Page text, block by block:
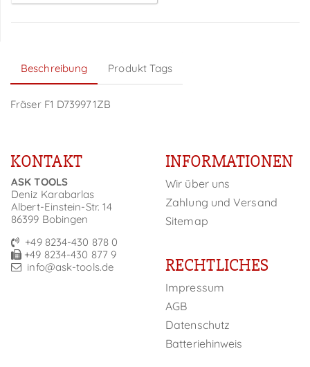
Beschreibung Produkt Tags
Fräser F1 D739971ZB
KONTAKT
ASK TOOLS
Deniz Karabarlas
Albert-Einstein-Str. 14
86399 Bobingen
+49 8234-430 878 0
+49 8234-430 877 9
info@ask-tools.de
INFORMATIONEN
Wir über uns
Zahlung und Versand
Sitemap
RECHTLICHES
Impressum
AGB
Datenschutz
Batteriehinweis